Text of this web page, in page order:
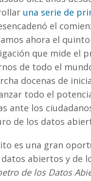
una serie de
el
ahora el
que mide el
de todo el
docenas de
todo el
ante los
de los datos
es una gran
abiertos y de
de los Datos